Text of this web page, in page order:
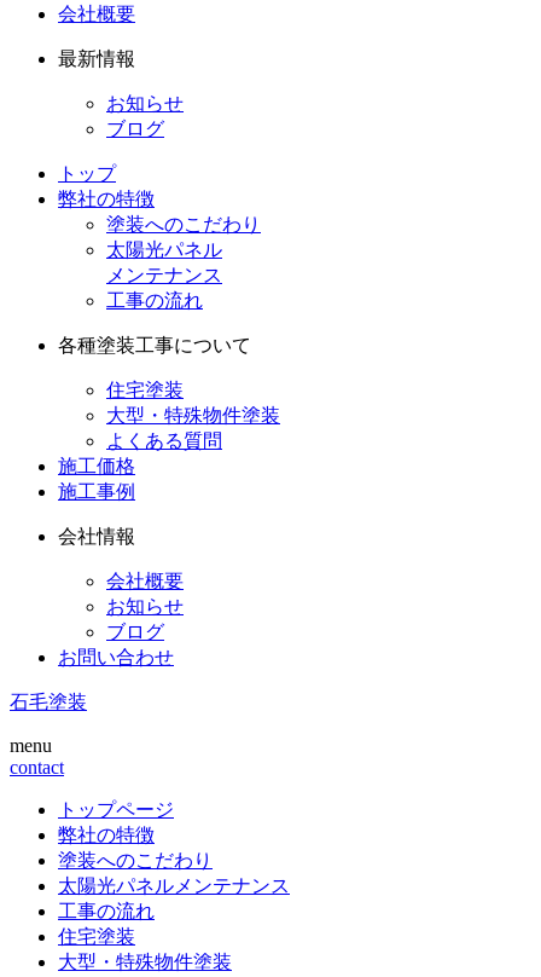
会社概要
最新情報
お知らせ
ブログ
トップ
弊社の特徴
塗装へのこだわり
太陽光パネル
メンテナンス
工事の流れ
各種塗装工事について
住宅塗装
大型・特殊物件塗装
よくある質問
施工価格
施工事例
会社情報
会社概要
お知らせ
ブログ
お問い合わせ
石毛塗装
menu
contact
トップページ
弊社の特徴
塗装へのこだわり
太陽光パネルメンテナンス
工事の流れ
住宅塗装
大型・特殊物件塗装